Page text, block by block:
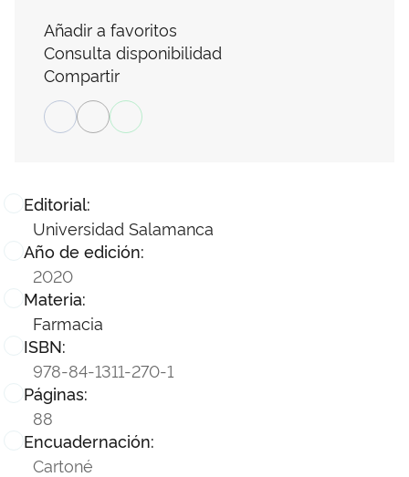
Editorial:
Universidad Salamanca
Año de edición:
2020
Materia:
Farmacia
ISBN:
978-84-1311-270-1
Páginas:
88
Encuadernación:
Cartoné
Añadir a favoritos
Consulta disponibilidad
Compartir